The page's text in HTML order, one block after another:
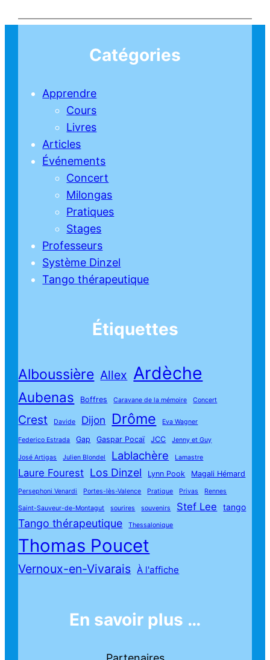
Catégories
Apprendre
Cours
Livres
Articles
Événements
Concert
Milongas
Pratiques
Stages
Professeurs
Système Dinzel
Tango thérapeutique
Étiquettes
Alboussière Allex Ardèche
Aubenas Boffres Caravane de la mémoire Concert
Crest Davide Dijon Drôme Eva Wagner
Federico Estrada Gap Gaspar Pocaï JCC Jenny et Guy
José Artigas Julien Blondel Lablachère Lamastre
Laure Fourest Los Dinzel Lynn Pook Magali Hémard
Persephoni Venardi Portes-lès-Valence Pratique Privas Rennes
Saint-Sauveur-de-Montagut sourires souvenirs Stef Lee tango
Tango thérapeutique Thessalonique
Thomas Poucet
Vernoux-en-Vivarais À l'affiche
En savoir plus …